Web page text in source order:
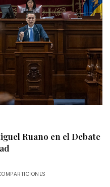
Ruano en el Debate